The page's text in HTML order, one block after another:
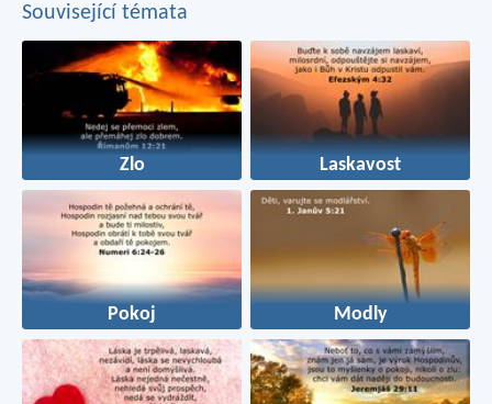
Související témata
Zlo Laskavost
Pokoj Modly